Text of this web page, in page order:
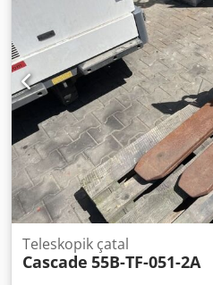
Teleskopik çatal
Cascade 55B-TF-051-2A